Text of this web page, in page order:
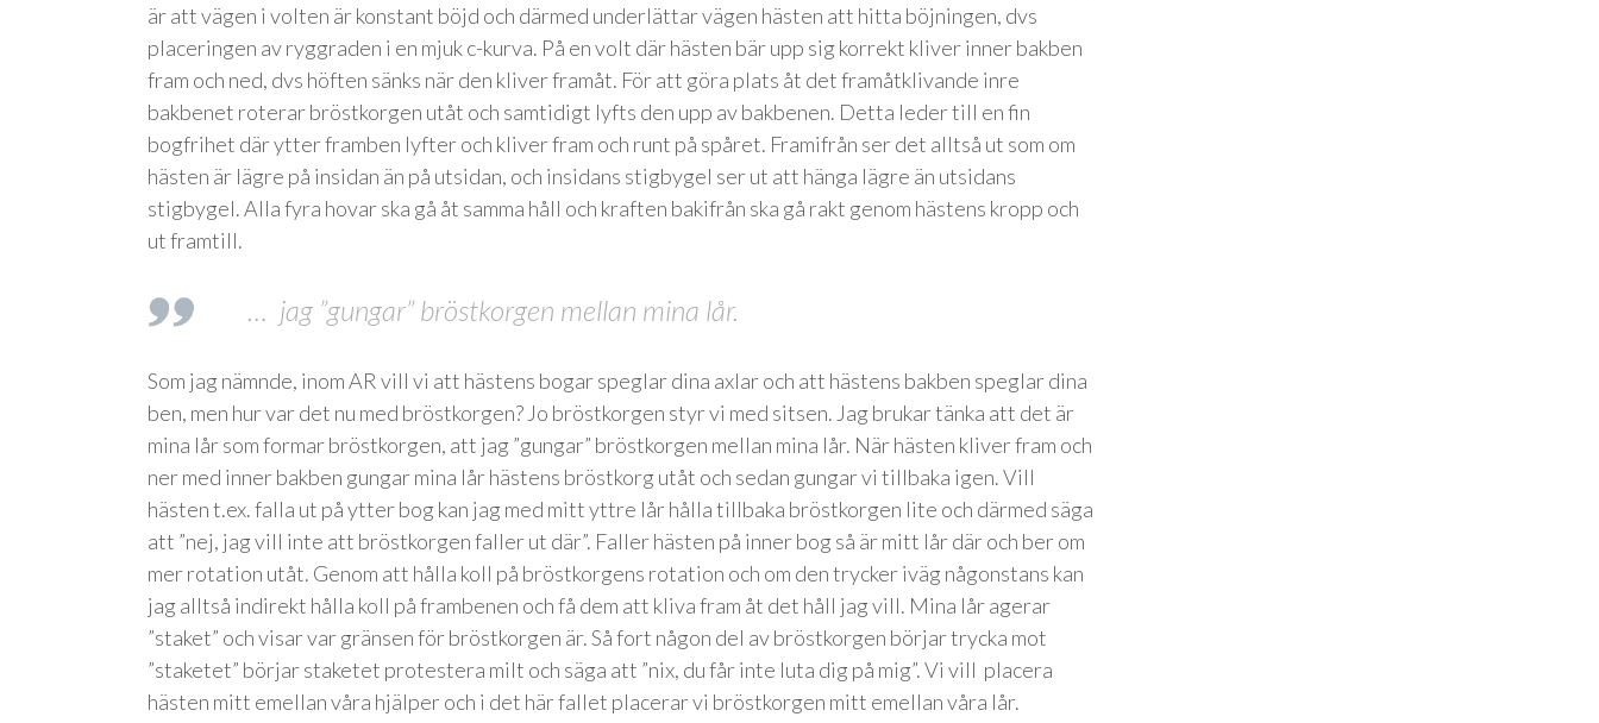
är att vägen i volten är konstant böjd och därmed underlättar vägen hästen att hitta böjningen, dvs
placeringen av ryggraden i en mjuk c-kurva. På en volt där hästen bär upp sig korrekt kliver inner bakben
fram och ned, dvs höften sänks när den kliver framåt. För att göra plats åt det framåtklivande inre
bakbenet roterar bröstkorgen utåt och samtidigt lyfts den upp av bakbenen. Detta leder till en fin
bogfrihet där ytter framben lyfter och kliver fram och runt på spåret. Framifrån ser det alltså ut som om
hästen är lägre på insidan än på utsidan, och insidans stigbygel ser ut att hänga lägre än utsidans
stigbygel. Alla fyra hovar ska gå åt samma håll och kraften bakifrån ska gå rakt genom hästens kropp och
ut framtill.
… jag ”gungar” bröstkorgen mellan mina lår.
Som jag nämnde, inom AR vill vi att hästens bogar speglar dina axlar och att hästens bakben speglar dina
ben, men hur var det nu med bröstkorgen? Jo bröstkorgen styr vi med sitsen. Jag brukar tänka att det är
mina lår som formar bröstkorgen, att jag ”gungar” bröstkorgen mellan mina lår. När hästen kliver fram och
ner med inner bakben gungar mina lår hästens bröstkorg utåt och sedan gungar vi tillbaka igen. Vill
hästen t.ex. falla ut på ytter bog kan jag med mitt yttre lår hålla tillbaka bröstkorgen lite och därmed säga
att ”nej, jag vill inte att bröstkorgen faller ut där”. Faller hästen på inner bog så är mitt lår där och ber om
mer rotation utåt. Genom att hålla koll på bröstkorgens rotation och om den trycker iväg någonstans kan
jag alltså indirekt hålla koll på frambenen och få dem att kliva fram åt det håll jag vill. Mina lår agerar
”staket” och visar var gränsen för bröstkorgen är. Så fort någon del av bröstkorgen börjar trycka mot
”staketet” börjar staketet protestera milt och säga att ”nix, du får inte luta dig på mig”. Vi vill placera
hästen mitt emellan våra hjälper och i det här fallet placerar vi bröstkorgen mitt emellan våra lår.